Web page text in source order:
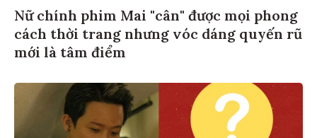
Nữ chính phim Mai "cân" được mọi phong
cách thời trang nhưng vóc dáng quyến rũ
mới là tâm điểm